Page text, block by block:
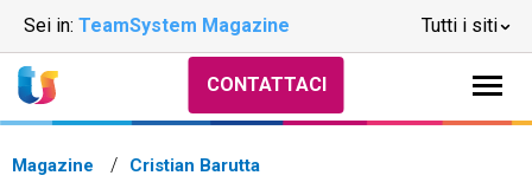
Sei in: TeamSystem Magazine Tutti i siti
CONTATTACI
Magazine Cristian Barutta